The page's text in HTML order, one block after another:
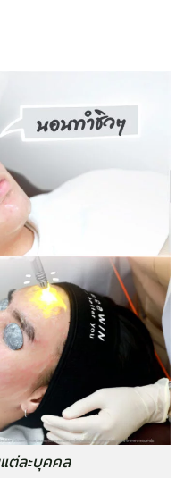
ต่ละบุคคล